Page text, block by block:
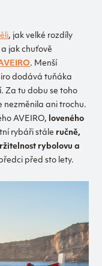
, jak velké rozdíly
jak chuťově
. Menší
dodává tuňáka
Za tu dobu se toho
nezměnila ani trochu.
AVEIRO,
loveného
rybáři stále ručně,
rybolovu a
před sto lety.